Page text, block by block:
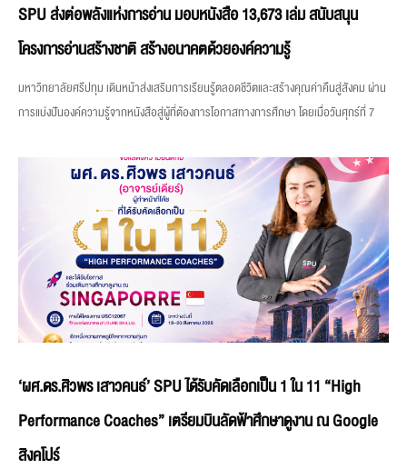
SPU ส่งต่อพลังแห่งการอ่าน มอบหนังสือ 13,673 เล่ม สนับสนุน
โครงการอ่านสร้างชาติ สร้างอนาคตด้วยองค์ความรู้
มหาวิทยาลัยศรีปทุม เดินหน้าส่งเสริมการเรียนรู้ตลอดชีวิตและสร้างคุณค่าคืนสู่สังคม ผ่าน
การแบ่งปันองค์ความรู้จากหนังสือสู่ผู้ที่ต้องการโอกาสทางการศึกษา โดยเมื่อวันศุกร์ที่ 7
‘ผศ.ดร.ศิวพร เสาวคนธ์’ SPU ได้รับคัดเลือกเป็น 1 ใน 11 “High
Performance Coaches” เตรียมบินลัดฟ้าศึกษาดูงาน ณ Google
สิงคโปร์